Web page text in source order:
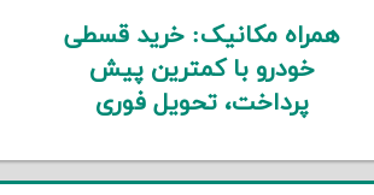
همراه مکانیک: خرید قسطی
خودرو با کمترین پیش
پرداخت، تحویل فوری